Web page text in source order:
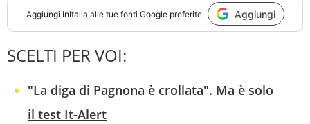
Aggiungi InItalia alle tue fonti Google preferite Aggiungi
SCELTI PER VOI:
"La diga di Pagnona è crollata". Ma è solo
il test It-Alert